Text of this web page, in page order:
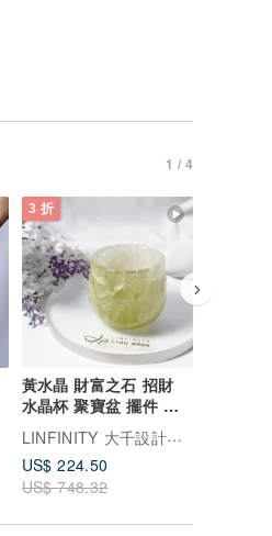
1 / 4
3 折
黃水晶 財富之石 招財
水晶杯 聚寶盆 擺件 紙
鎮 收藏 單品 禮物
LINFINITY 大千設計無限創藝
US$ 224.50
US$ 748.32